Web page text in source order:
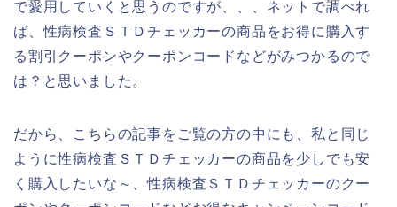
で愛用していくと思うのですが、、、ネットで調べれ
ば、性病検査ＳＴＤチェッカーの商品をお得に購入す
る割引クーポンやクーポンコードなどがみつかるので
は？と思いました。
だから、こちらの記事をご覧の方の中にも、私と同じ
ように性病検査ＳＴＤチェッカーの商品を少しでも安
く購入したいな～、性病検査ＳＴＤチェッカーのクー